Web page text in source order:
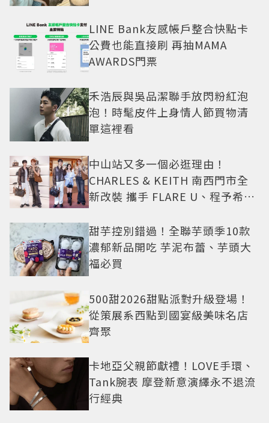
LINE Bank友感帳戶整合快點卡
公費也能直接刷 再抽MAMA
AWARDS門票
禾浩辰與吳品潔聯手放閃粉紅泡
泡！時髦皮件上身情人節買物清
單這裡看
中山站又多一個必逛理由！
CHARLES & KEITH 南西門市全
新改裝 攜手 FLARE U、程予希演
甜芋控別錯過！全聯芋頭季10款
濃郁新品開吃 芋泥布蕾、芋頭大
福必買
500甜2026甜點派對升級登場！
從策展系西點到國宴級美味名店
齊聚
卡地亞父親節獻禮！LOVE手環、
Tank腕表 摩登新意演繹永不退流
行經典